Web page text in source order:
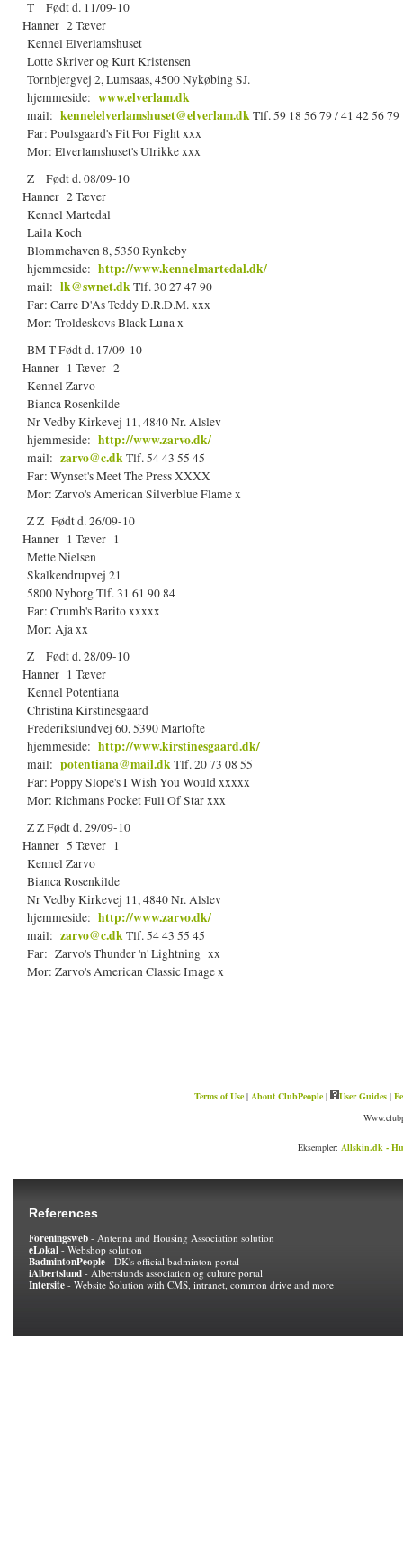
T Født d. 11/09-10
Hanner 2 Tæver
Kennel Elverlamshuset
Lotte Skriver og Kurt Kristensen
Tornbjergvej 2, Lumsaas, 4500 Nykøbing SJ.
hjemmeside: www.elverlam.dk
mail: kennelelverlamshuset@elverlam.dkTlf. 59 18 56 79 / 41 42 56 79
Far: Poulsgaard's Fit For Fight xxx
Mor: Elverlamshuset's Ulrikke xxx
Z Født d. 08/09-10
Hanner 2 Tæver
Kennel Martedal
Laila Koch
Blommehaven 8, 5350 Rynkeby
hjemmeside: http://www.kennelmartedal.dk/
mail: lk@swnet.dkTlf. 30 27 47 90
Far: Carre D'As Teddy D.R.D.M. xxx
Mor: Troldeskovs Black Luna x
BM T Født d. 17/09-10
Hanner 1 Tæver 2
Kennel Zarvo
Bianca Rosenkilde
Nr Vedby Kirkevej 11, 4840 Nr. Alslev
hjemmeside: http://www.zarvo.dk/
mail: zarvo@c.dkTlf. 54 43 55 45
Far: Wynset's Meet The Press XXXX
Mor: Zarvo's American Silverblue Flame x
Z Z Født d. 26/09-10
Hanner 1 Tæver 1
Mette Nielsen
Skalkendrupvej 21
5800 Nyborg Tlf. 31 61 90 84
Far: Crumb's Barito xxxxx
Mor: Aja xx
Z Født d. 28/09-10
Hanner 1 Tæver
Kennel Potentiana
Christina Kirstinesgaard
Frederikslundvej 60, 5390 Martofte
hjemmeside: http://www.kirstinesgaard.dk/
mail: potentiana@mail.dkTlf. 20 73 08 55
Far: Poppy Slope's I Wish You Would xxxxx
Mor: Richmans Pocket Full Of Star xxx
Z Z Født d. 29/09-10
Hanner 5 Tæver 1
Kennel Zarvo
Bianca Rosenkilde
Nr Vedby Kirkevej 11, 4840 Nr. Alslev
hjemmeside: http://www.zarvo.dk/
mail: zarvo@c.dkTlf. 54 43 55 45
Far: Zarvo's Thunder 'n' Lightning xx
Mor: Zarvo's American Classic Image x
Terms of Use| About ClubPeople| User Guides|
Eksempler: Allskin.dk -
References
Foreningsweb - Antenna and Housing Association solution
eLokal - Webshop solution
BadmintonPeople - DK's official badminton portal
iAlbertslund - Albertslunds association og culture portal
Intersite - Website Solution with CMS, intranet, common drive and more